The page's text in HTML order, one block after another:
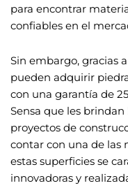
para encontrar
confiables en el
Sin embargo, gracias
pueden adquirir
con una garantía de
Sensa que les
proyectos de
contar con una de las
estas superficies se
innovadoras y